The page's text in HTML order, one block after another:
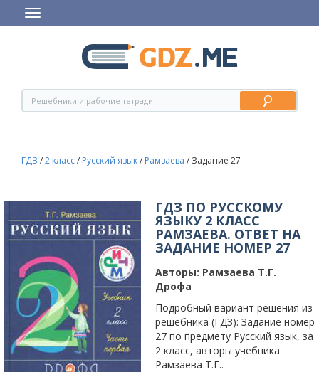
ГДЗ /2 класс/ Русский язык/ Рамзаева / Задание 27
ГДЗ ПО РУССКОМУ
ЯЗЫКУ 2 КЛАСС
РАМЗАЕВА. ОТВЕТ НА
ЗАДАНИЕ НОМЕР 27
Авторы: Рамзаева Т.Г.
Дрофа
Подробный вариант решения из
решебника (ГДЗ): Задание номер
27 по предмету Русский язык, за
2 класс, авторы учебника
Рамзаева Т.Г..